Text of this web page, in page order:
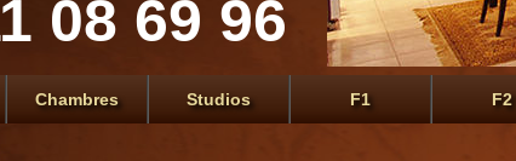
08 69 96
Chambres Studios F1 F2